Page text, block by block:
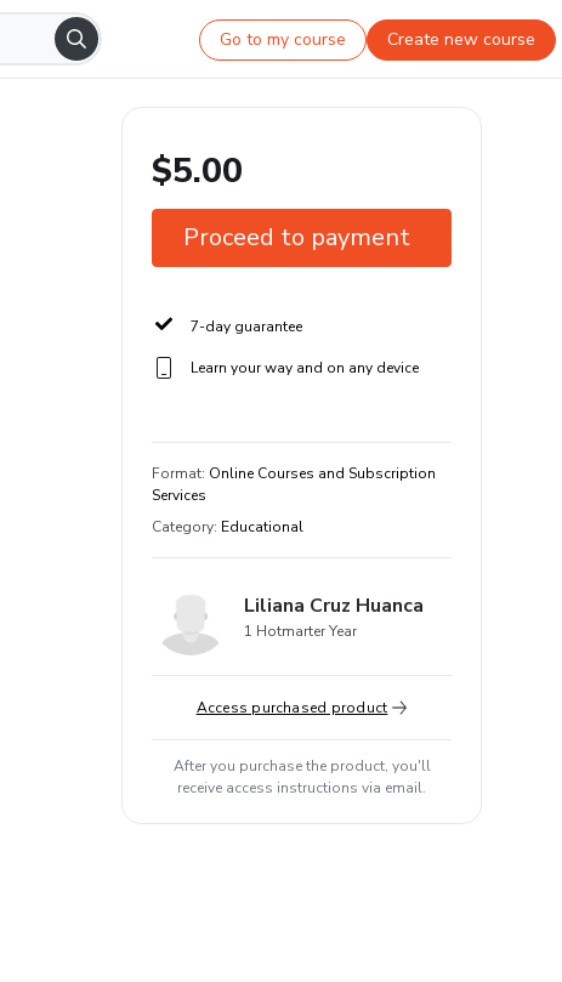
Go to my course Create new course
$5.00
Proceed to payment
7-day guarantee
Learn your way and on any device
Format: Online Courses and Subscription
Services
Category: Educational
Liliana Cruz Huanca
1 Hotmarter Year
Access purchased product
After you purchase the product, you'll
receive access instructions via email.